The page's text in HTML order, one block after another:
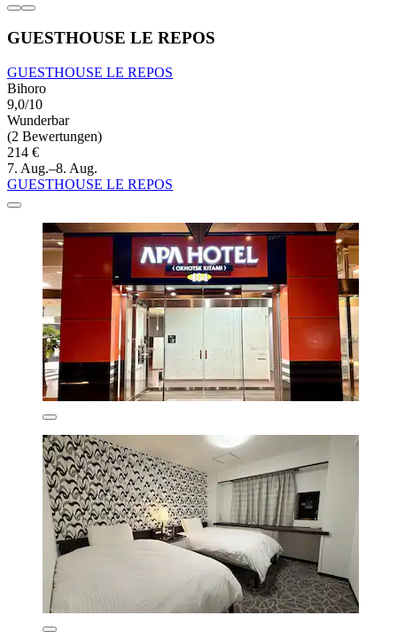
GUESTHOUSE LE REPOS
GUESTHOUSE LE REPOS
Bihoro
9,0/10
Wunderbar
(2 Bewertungen)
214 €
7. Aug.–8. Aug.
GUESTHOUSE LE REPOS